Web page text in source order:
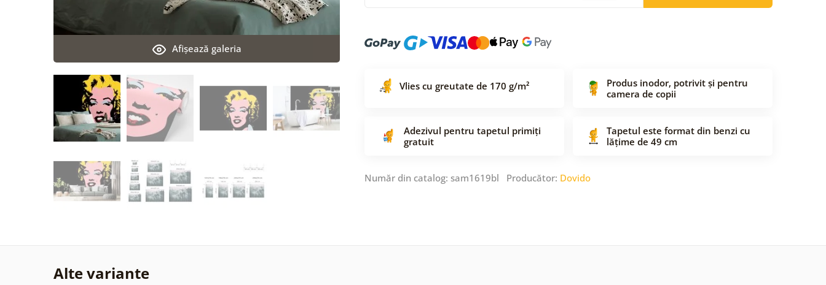
Afişează galeria
Vlies cu greutate de 170 g/m²
Produs inodor, potrivit și pentru
camera de copii
Adezivul pentru tapetul primiți
gratuit
Tapetul este format din benzi cu
lățime de 49 cm
Număr din catalog: sam1619bl Producător: Dovido
Alte variante